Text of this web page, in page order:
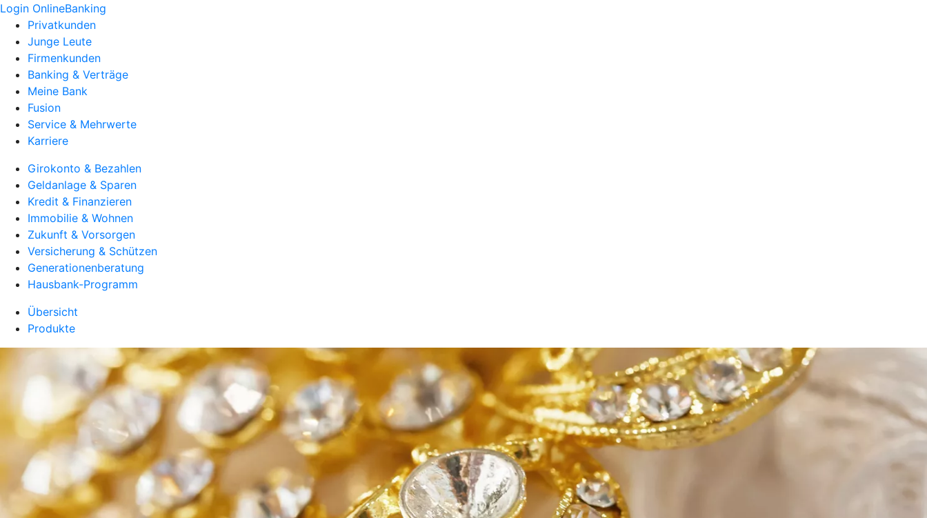
Login OnlineBanking
Privatkunden
Junge Leute
Firmenkunden
Banking & Verträge
Meine Bank
Fusion
Service & Mehrwerte
Karriere
Girokonto & Bezahlen
Geldanlage & Sparen
Kredit & Finanzieren
Immobilie & Wohnen
Zukunft & Vorsorgen
Versicherung & Schützen
Generationenberatung
Hausbank-Programm
Übersicht
Produkte